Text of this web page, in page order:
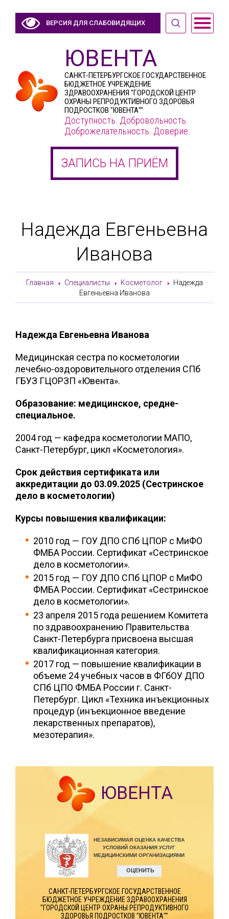
ВЕРСИЯ ДЛЯ СЛАБОВИДЯЩИХ
ЮВЕНТА
САНКТ-ПЕТЕРБУРГСКОЕ ГОСУДАРСТВЕННОЕ
БЮДЖЕТНОЕ УЧРЕЖДЕНИЕ
ЗДРАВООХРАНЕНИЯ "ГОРОДСКОЙ ЦЕНТР
ОХРАНЫ РЕПРОДУКТИВНОГО ЗДОРОВЬЯ
ПОДРОСТКОВ "ЮВЕНТА""
Доступность. Добровольность.
Доброжелательность. Доверие.
ЗАПИСЬ НА ПРИЁМ
Надежда Евгеньевна
Иванова
Главная Специалисты Косметолог
Надежда
Евгеньевна Иванова
Надежда Евгеньевна Иванова
Медицинская сестра по косметологии
лечебно-оздоровительного отделения СПб
ГБУЗ ГЦОРЗП «Ювента».
Образование: медицинское, средне-
специальное.
2004 год — кафедра косметологии МАПО,
Санкт-Петербург, цикл «Косметология».
Срок действия сертификата или
аккредитации до 03.09.2025 (Сестринское
дело в косметологии)
Курсы повышения квалификации:
2010 год — ГОУ ДПО СПб ЦПОР с МиФО
ФМБА России. Сертификат «Сестринское
дело в косметологии».
2015 год — ГОУ ДПО СПб ЦПОР с МиФО
ФМБА России. Сертификат «Сестринское
дело в косметологии».
23 апреля 2015 года решением Комитета
по здравоохранению Правительства
Санкт-Петербурга присвоена высшая
квалификационная категория.
2017 год — повышение квалификации в
объеме 24 учебных часов в ФГбОУ ДПО
СПб ЦПО ФМБА России г. Санкт-
Петербург. Цикл «Техника инъекционных
процедур (инъекционное введение
лекарственных препаратов),
мезотерапия».
ЮВЕНТА
САНКТ-ПЕТЕРБУРГСКОЕ ГОСУДАРСТВЕННОЕ
БЮДЖЕТНОЕ УЧРЕЖДЕНИЕ ЗДРАВООХРАНЕНИЯ
"ГОРОДСКОЙ ЦЕНТР ОХРАНЫ РЕПРОДУКТИВНОГО
ЗДОРОВЬЯ ПОДРОСТКОВ "ЮВЕНТА""